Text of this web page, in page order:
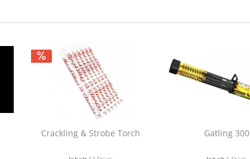
Crackling & Strobe Torch Gatling 300